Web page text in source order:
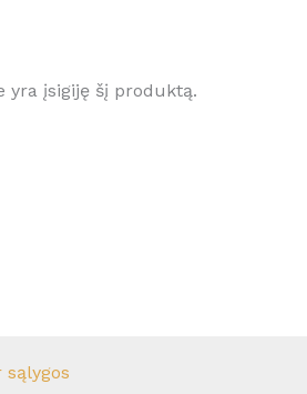
yra įsigiję šį produktą.
sąlygos